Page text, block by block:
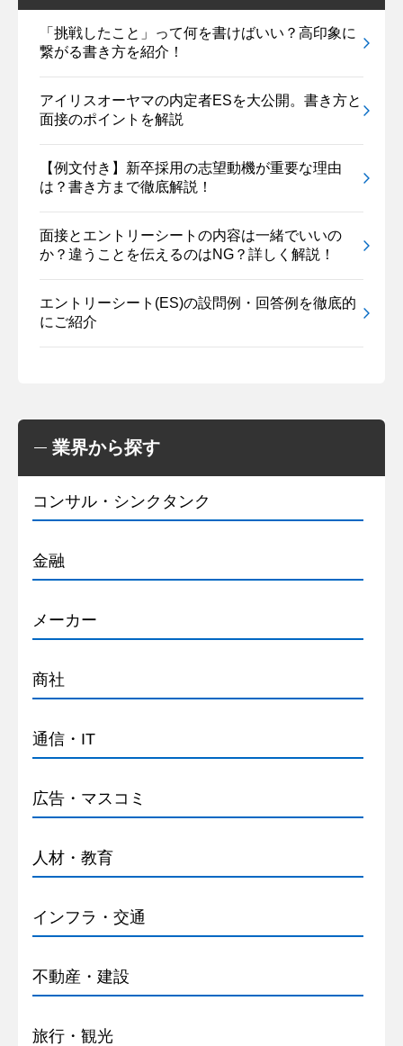
「挑戦したこと」って何を書けばいい？高印象に
繋がる書き方を紹介！
アイリスオーヤマの内定者ESを大公開。書き方と
面接のポイントを解説
【例文付き】新卒採用の志望動機が重要な理由
は？書き方まで徹底解説！
面接とエントリーシートの内容は一緒でいいの
か？違うことを伝えるのはNG？詳しく解説！
エントリーシート(ES)の設問例・回答例を徹底的
にご紹介
業界から探す
コンサル・シンクタンク
金融
メーカー
商社
通信・IT
広告・マスコミ
人材・教育
インフラ・交通
不動産・建設
旅行・観光